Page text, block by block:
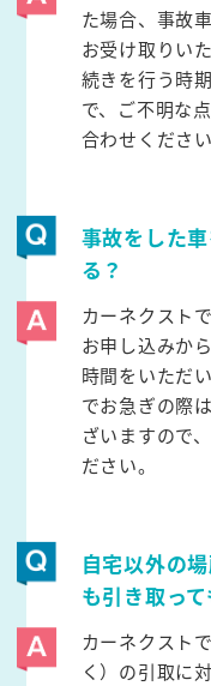
た場合、事故
お受け取りい
続きを行う時
で、ご不明な
合わせください
事故をした
る？
カーネクスト
お申し込みか
時間をいただ
でお急ぎの際
ざいますので
ださい。
自宅以外の
も引き取っ
カーネクスト
く）の引取に